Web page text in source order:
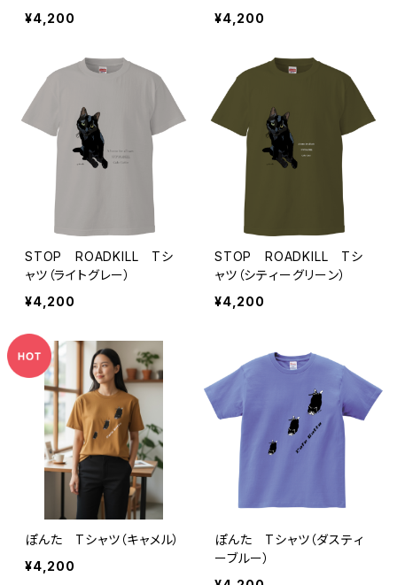
¥4,200
¥4,200
STOP ROADKILL Tシ
ャツ（ライトグレー）
¥4,200
STOP ROADKILL Tシ
ャツ（シティーグリーン）
¥4,200
ぽんた Tシャツ（キャメル）
¥4,200
ぽんた Tシャツ（ダスティ
ーブルー）